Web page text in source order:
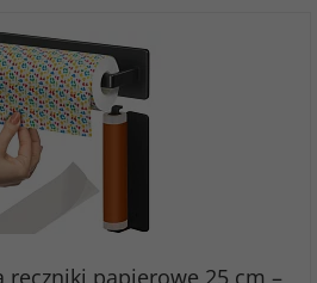
ręczniki papierowe 25 cm –